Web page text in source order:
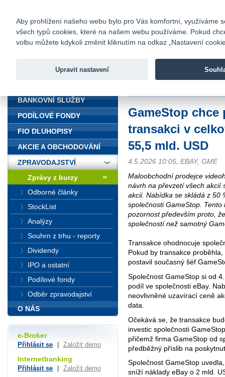
Fio banka
Fio banka
GameStop chce
transakci v
55,5 mld. USD
4.5.2026 10:05, EBAY, GME
Maloobchodní prodejce
návrh na převzetí všech akcií
akcii. Nabídka se skládá z 50
společnosti GameStop.
pozornost především proto,
společností než samotný
Transakce ohodnocuje
Pokud by transakce
postavil současný šéf
Společnost GameStop si od
podíl ve společnosti eBay.
neovlivněné uzavírací ceně
data.
Očekává se, že transakce
investic společnosti
přičemž firma GameStop od
předběžný příslib na
Společnost GameStop
sníží náklady eBay o 2 mld.
BANKOVNÍ SLUŽBY
PODÍLOVÉ FONDY
FIO DLUHOPISY
AKCIE A OBCHODOVÁNÍ
ZPRAVODAJSTVÍ
Zprávy z burzy
Odborné články
StockList
Analýzy
Souhrn z trhu - reporty
Dividendy
IPO a ostatní
Podílové fondy
Odběr zpravodajství
O NÁS
e-Broker
Přihlásit se Založit demo
Internetbanking
Přihlásit se Založit demo
Aby prohlížení našeho webu bylo pro Vás komfortní, využíváme
všech typů cookies, které na našem webu používáme. Pokud
volbu můžete kdykoli změnit kliknutím na odkaz „Nastavení
Upravit nastavení